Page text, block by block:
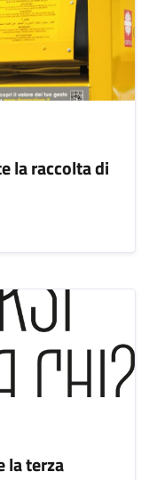
la raccolta di
la terza